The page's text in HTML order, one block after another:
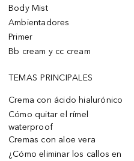
Body Mist
Ambientadores
Primer
Bb cream y cc cream
TEMAS PRINCIPALES
Crema con ácido hialurónico
Cómo quitar el rímel
waterproof
Cremas con aloe vera
¿Cómo eliminar los callos en